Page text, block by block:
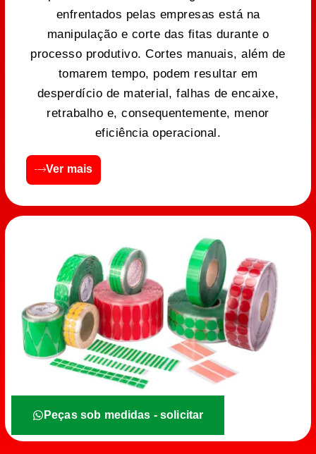
enfrentados pelas empresas está na
manipulação e corte das fitas durante o
processo produtivo. Cortes manuais, além de
tomarem tempo, podem resultar em
desperdício de material, falhas de encaixe,
retrabalho e, consequentemente, menor
eficiência operacional.
Ver mais
Peças sob medidas - solicitar